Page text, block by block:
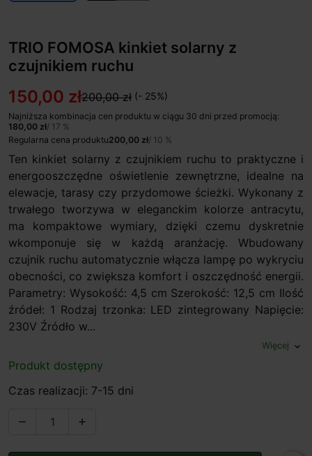
TRIO FOMOSA kinkiet solarny z
czujnikiem ruchu
150,00 zł200,00 zł (- 25%)
Najniższa kombinacja cen produktu w ciągu 30 dni przed promocją:
180,00 zł/ 17 %
Regularna cena produktu200,00 zł/ 10 %
Ten kinkiet solarny z czujnikiem ruchu to praktyczne i
energooszczędne oświetlenie zewnętrzne, idealne na
elewacje, tarasy czy przydomowe ścieżki. Wykonany z
trwałego tworzywa w eleganckim kolorze antracytu,
ma kompaktowe wymiary, dzięki czemu dyskretnie
wkomponuje się w każdą aranżację. Wbudowany
czujnik ruchu automatycznie włącza lampę po wykryciu
obecności, co zwiększa komfort i oszczędność energii.
Parametry: Wysokość: 4,5 cm Szerokość: 12,5 cm Ilość
źródeł: 1 Rodzaj trzonka: LED zintegrowany Napięcie:
230V Źródło w...
Więcej expand_more
Produkt dostępny
Czas realizacji: 7-15 dni
 